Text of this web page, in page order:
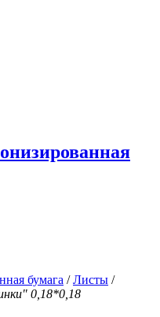
бумага /Листы /
0,18*0,18